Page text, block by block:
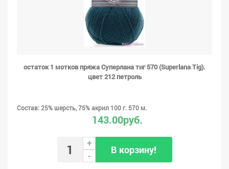
остаток 1 мотков пряжа Суперлана тиг 570 (Superlana Tig).
цвет 212 петроль
Состав: 25% шерсть, 75% акрил 100 г. 570 м.
143.00руб.
+
-
В корзину!